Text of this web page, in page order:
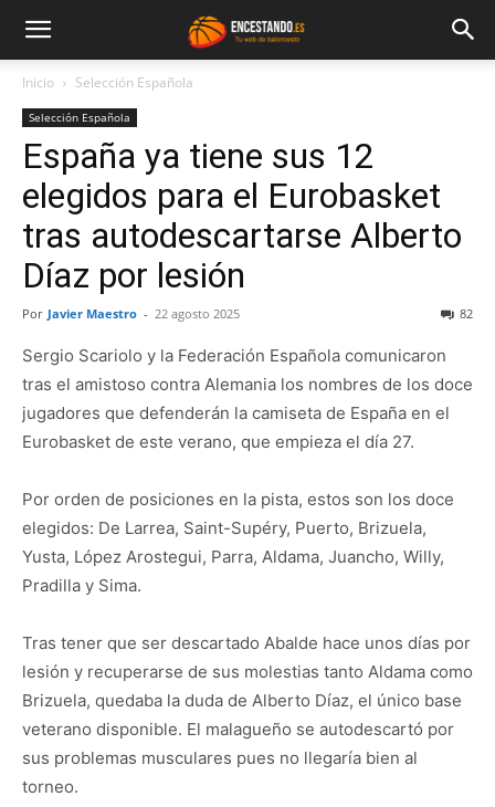
Inicio Selección Española
Selección Española
España ya tiene sus 12
elegidos para el Eurobasket
tras autodescartarse Alberto
Díaz por lesión
Por Javier Maestro - 22 agosto 2025 82
Sergio Scariolo y la Federación Española comunicaron
tras el amistoso contra Alemania los nombres de los doce
jugadores que defenderán la camiseta de España en el
Eurobasket de este verano, que empieza el día 27.
Por orden de posiciones en la pista, estos son los doce
elegidos: De Larrea, Saint-Supéry, Puerto, Brizuela,
Yusta, López Arostegui, Parra, Aldama, Juancho, Willy,
Pradilla y Sima.
Tras tener que ser descartado Abalde hace unos días por
lesión y recuperarse de sus molestias tanto Aldama como
Brizuela, quedaba la duda de Alberto Díaz, el único base
veterano disponible. El malagueño se autodescartó por
sus problemas musculares pues no llegaría bien al
torneo.